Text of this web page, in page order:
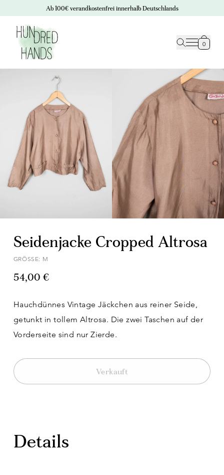
Ab 100€ verandkostenfrei innerhalb Deutschlands
0
Seidenjacke Cropped Altrosa
GRÖSSE: M
54,00 €
Hauchdünnes Vintage Jäckchen aus reiner Seide,
getunkt in tollem Altrosa. Die zwei Taschen auf der
Vorderseite sind nur Zierde.
Verkauft
Details